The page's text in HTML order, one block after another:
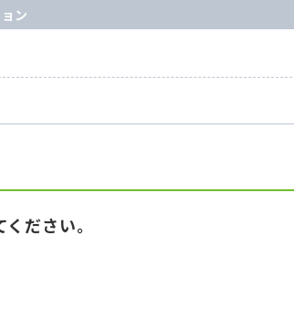
ン
ださい。